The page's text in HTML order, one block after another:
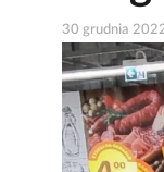
30 grudnia